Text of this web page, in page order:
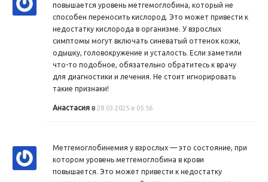
повышается уровень метгемоглобина, который не
способен переносить кислород. Это может привести к
недостатку кислорода в организме. У взрослых
симптомы могут включать синеватый оттенок кожи,
одышку, головокружение и усталость. Если заметили
что-то подобное, обязательно обратитесь к врачу
для диагностики и лечения. Не стоит игнорировать
такие признаки!
Анастасия в 28.03.2025 в 05:56
Метгемоглобинемия у взрослых — это состояние, при
котором уровень метгемоглобина в крови
повышается. Это может привести к недостатку